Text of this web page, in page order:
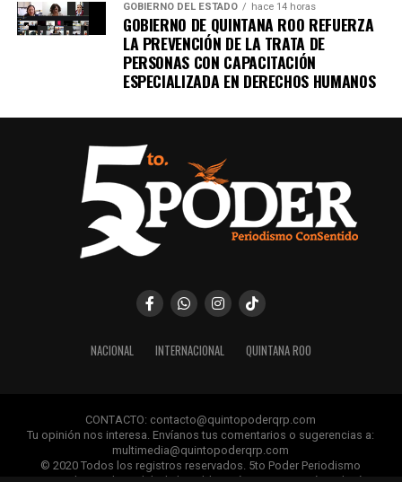
Únete al canal oficial de WhatsApp de
Quinto Poder
y recibe las noticias más
importantes de Quintana Roo directamente
en tu teléfono.
Unirme al canal de WhatsApp
GOBIERNO DEL ESTADO hace 14 horas
GOBIERNO DE QUINTANA ROO REFUERZA
LA PREVENCIÓN DE LA TRATA DE
PERSONAS CON CAPACITACIÓN
ESPECIALIZADA EN DERECHOS HUMANOS
NACIONAL INTERNACIONAL QUINTANA ROO
CONTACTO: contacto@quintopoderqrp.com
Tu opinión nos interesa. Envíanos tus comentarios o sugerencias a:
multimedia@quintopoderqrp.com
© 2020 Todos los registros reservados. 5to Poder Periodismo